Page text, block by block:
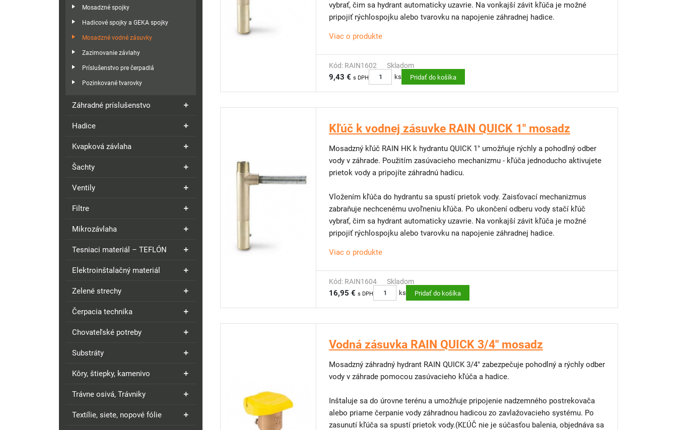
Mosadzné spojky
Hadicové spojky a GEKA spojky
Mosadzné vodné zásuvky
Zazimovanie závlahy
Príslušenstvo pre čerpadlá
Pozinkované tvarovky
Záhradné príslušenstvo
Hadice
Kvapková závlaha
Šachty
Ventily
Filtre
Mikrozávlaha
Tesniaci materiál – TEFLÓN
Elektroinštalačný materiál
Zelené strechy
Čerpacia technika
Chovateľské potreby
Substráty
Kôry, štiepky, kamenivo
Trávne osivá, Trávniky
Textílie, siete, nopové fólie
vybrať, čim sa hydrant automaticky uzavrie. Na vonkajší závit kľúča je možné
pripojiť rýchlospojku alebo tvarovku na napojenie záhradnej hadice.
Viac o produkte
Kód: RAIN1602 Skladom
9,43 € s DPH ks Pridať do košíka
Kľúč k vodnej zásuvke RAIN QUICK 1" mosadz
Mosadzný kľúč RAIN HK k hydrantu QUICK 1" umožňuje rýchly a pohodlný odber
vody v záhrade. Použitím zasúvacieho mechanizmu - kľúča jednoducho aktivujete
prietok vody a pripojíte záhradnú hadicu.
Vložením kľúča do hydrantu sa spustí prietok vody. Zaisťovací mechanizmus
zabraňuje nechcenému uvoľneniu kľúča. Po ukončení odberu vody stačí kľúč
vybrať, čim sa hydrant automaticky uzavrie. Na vonkajší závit kľúča je možné
pripojiť rýchlospojku alebo tvarovku na napojenie záhradnej hadice.
Viac o produkte
Kód: RAIN1604 Skladom
16,95 € s DPH ks Pridať do košíka
Vodná zásuvka RAIN QUICK 3/4" mosadz
Mosadzný záhradný hydrant RAIN QUICK 3/4" zabezpečuje pohodlný a rýchly odber
vody v záhrade pomocou zasúvacieho kľúča a hadice.
Inštaluje sa do úrovne terénu a umožňuje pripojenie nadzemného postrekovača
alebo priame čerpanie vody záhradnou hadicou zo zavlažovacieho systému. Po
zasunutí kľúča sa spustí prietok vody.(KĽÚČ nie je súčasťou balenia, objednáva sa